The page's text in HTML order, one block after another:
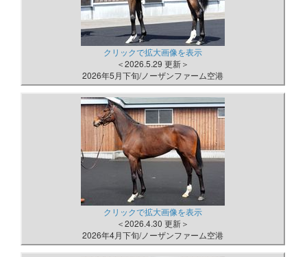
クリックで拡大画像を表示
＜2026.5.29 更新＞
2026年5月下旬/ノーザンファーム空港
クリックで拡大画像を表示
＜2026.4.30 更新＞
2026年4月下旬/ノーザンファーム空港